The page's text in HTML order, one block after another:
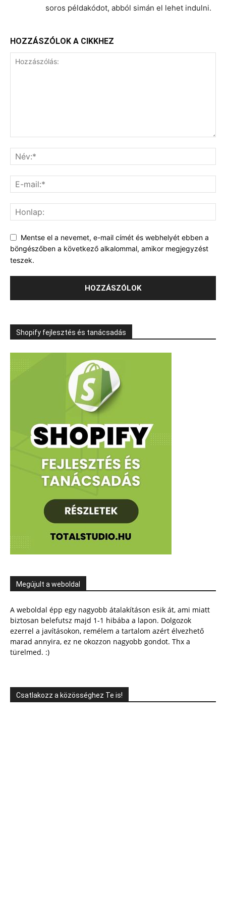
soros példakódot, abból simán el lehet indulni.
HOZZÁSZÓLOK A CIKKHEZ
Mentse el a nevemet, e-mail címét és webhelyét ebben a
böngészőben a következő alkalommal, amikor megjegyzést
teszek.
Shopify fejlesztés és tanácsadás
Megújult a weboldal
A weboldal épp egy nagyobb átalakításon esik át, ami miatt
biztosan belefutsz majd 1-1 hibába a lapon. Dolgozok
ezerrel a javításokon, remélem a tartalom azért élvezhető
marad annyira, ez ne okozzon nagyobb gondot. Thx a
türelmed. :)
Csatlakozz a közösséghez Te is!